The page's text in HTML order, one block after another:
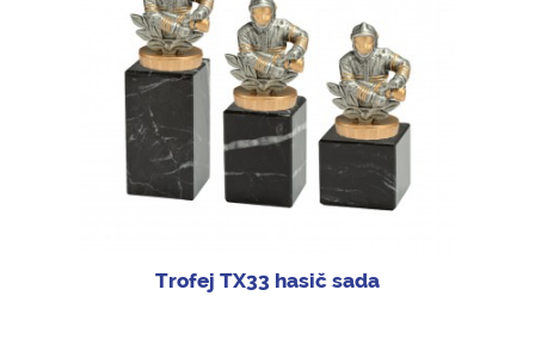
Trofej TX33 hasič sada